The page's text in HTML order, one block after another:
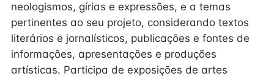
neologismos, gírias e expressões, e a temas
pertinentes ao seu projeto, considerando textos
literários e jornalísticos, publicações e fontes de
informações, apresentações e produções
artísticas. Participa de exposições de artes